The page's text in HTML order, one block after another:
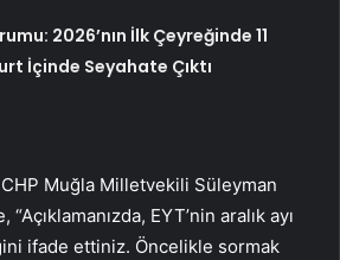
2026’nın İlk Çeyreğinde 11
İçinde Seyahate Çıktı
Muğla Milletvekili Süleyman
EYT’nin aralık ayı
ifade ettiniz. Öncelikle sormak